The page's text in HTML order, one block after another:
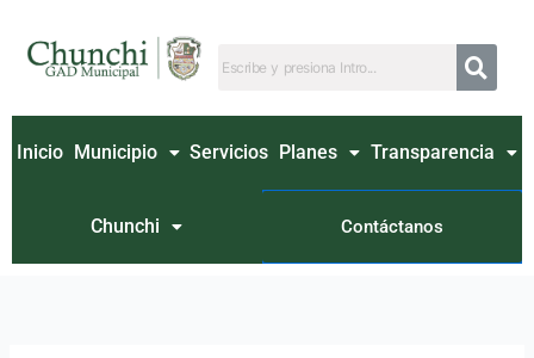
contenido
Inicio Municipio Servicios Planes Transparencia
Chunchi Contáctanos
por: